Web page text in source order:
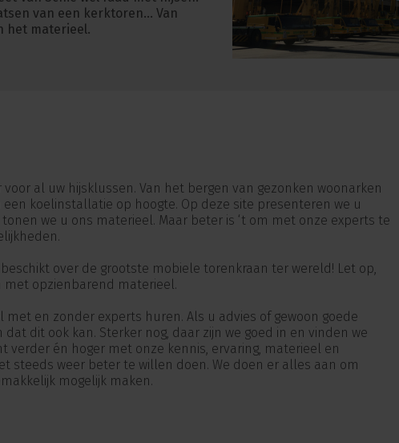
van een kerktoren… Van
het materieel.
voor al uw hijsklussen. Van het bergen van gezonken woonarken
koelinstallatie op hoogte. Op deze site presenteren we u
we u ons materieel. Maar beter is ‘t om met onze experts te
over de grootste mobiele torenkraan ter wereld! Let op,
met opzienbarend materieel.
met en zonder experts huren. Als u advies of gewoon goede
dat dit ook kan. Sterker nog, daar zijn we goed in en vinden we
verder én hoger met onze kennis, ervaring, materieel en
steeds weer beter te willen doen. We doen er alles aan om
mogelijk maken.